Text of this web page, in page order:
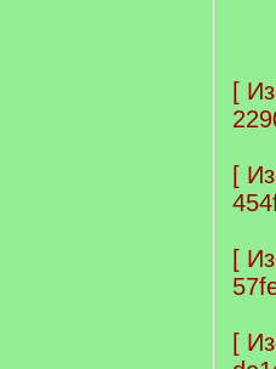
[
[
[
[